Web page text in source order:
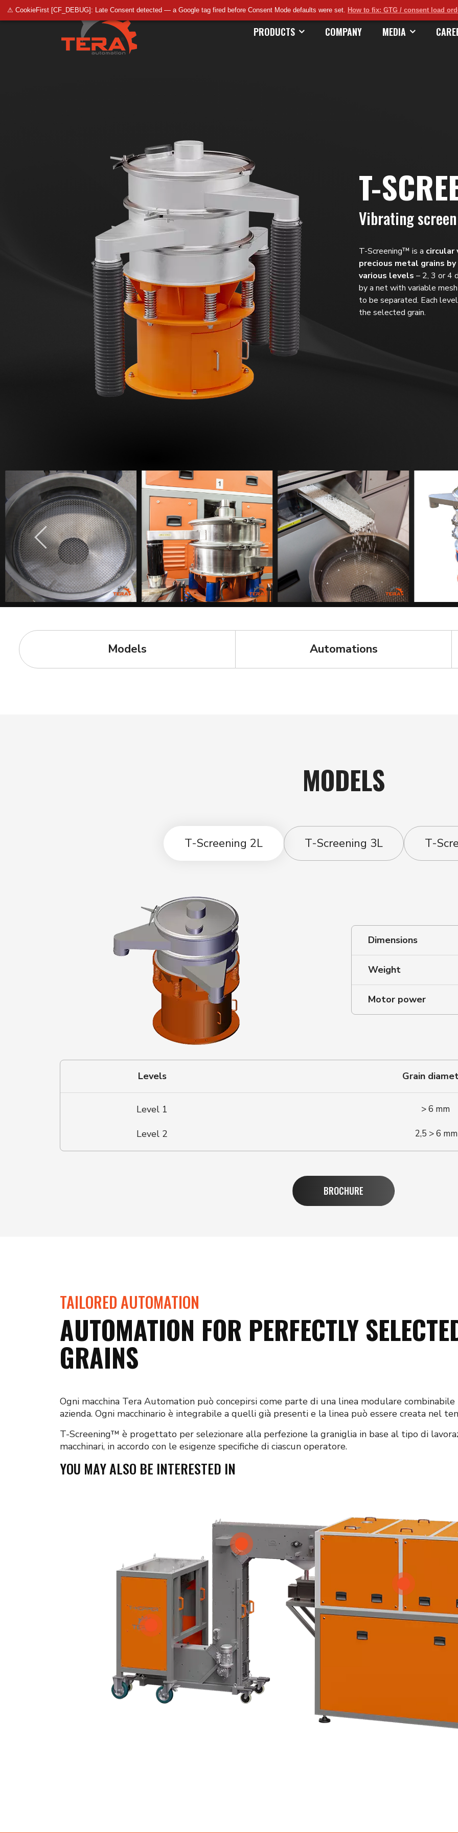
⚠ CookieFirst [CF_DEBUG]: Late Consent detected — a Google tag fired before Consent Mode defaults were set. How to fix: GTG / consent load
PRODUCTS COMPANY MEDIA
T-
Vibrating
T-Screening™ is a
precious metal grains
various levels – 2, 3 or 4
by a net with variable
to be separated. Each
the selected grain.
Models Automations
MODELS
T-Screening 2L T-Screening 3L T-
Dimensions
Weight
Motor power
Levels Grain
Level 1 > 6 mm
Level 2 2,5 > 6 mm
BROCHURE
TAILORED AUTOMATION
AUTOMATION FOR PERFECTLY
GRAINS
Ogni macchina Tera Automation può concepirsi come parte di una linea modulare
azienda. Ogni macchinario è integrabile a quelli già presenti e la linea può essere creata nel
T-Screening™ è progettato per selezionare alla perfezione la graniglia in base al tipo di
macchinari, in accordo con le esigenze specifiche di ciascun operatore.
YOU MAY ALSO BE INTERESTED IN